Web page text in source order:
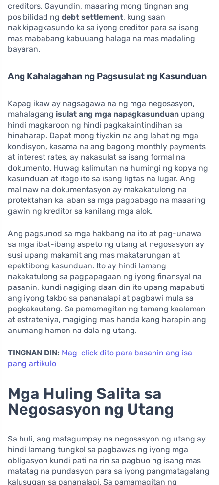
creditors. Gayundin, maaaring mong tingnan ang
posibilidad ng debt settlement, kung saan
nakikipagkasundo ka sa iyong creditor para sa isang
mas mababang kabuuang halaga na mas madaling
bayaran.
Ang Kahalagahan ng Pagsusulat ng Kasunduan
Kapag ikaw ay nagsagawa na ng mga negosasyon,
mahalagang isulat ang mga napagkasunduan upang
hindi magkaroon ng hindi pagkakaintindihan sa
hinaharap. Dapat mong tiyakin na ang lahat ng mga
kondisyon, kasama na ang bagong monthly payments
at interest rates, ay nakasulat sa isang formal na
dokumento. Huwag kalimutan na humingi ng kopya ng
kasunduan at itago ito sa isang ligtas na lugar. Ang
malinaw na dokumentasyon ay makakatulong na
protektahan ka laban sa mga pagbabago na maaaring
gawin ng kreditor sa kanilang mga alok.
Ang pagsunod sa mga hakbang na ito at pag-unawa
sa mga ibat-ibang aspeto ng utang at negosasyon ay
susi upang makamit ang mas makatarungan at
epektibong kasunduan. Ito ay hindi lamang
nakakatulong sa pagpapagaan ng iyong finansyal na
pasanin, kundi nagiging daan din ito upang mapabuti
ang iyong takbo sa pananalapi at pagbawi mula sa
pagkakautang. Sa pamamagitan ng tamang kaalaman
at estratehiya, magiging mas handa kang harapin ang
anumang hamon na dala ng utang.
TINGNAN DIN: Mag-click dito para basahin ang isa
pang artikulo
Mga Huling Salita sa
Negosasyon ng Utang
Sa huli, ang matagumpay na negosasyon ng utang ay
hindi lamang tungkol sa pagbawas ng iyong mga
obligasyon kundi pati na rin sa pagbuo ng isang mas
matatag na pundasyon para sa iyong pangmatagalang
kalusugan sa pananalapi. Sa pamamagitan ng